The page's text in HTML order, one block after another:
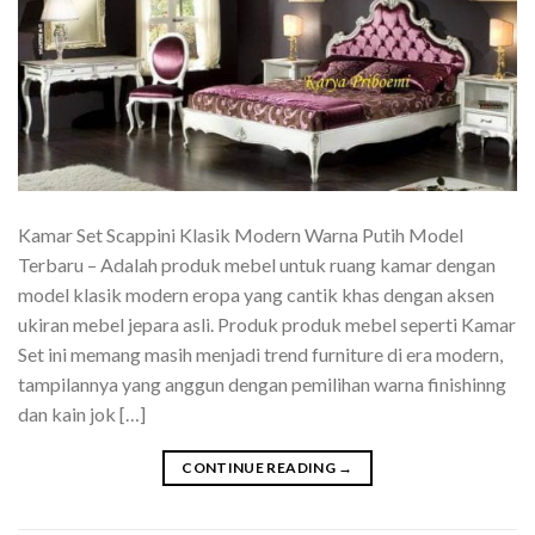
Kamar Set Scappini Klasik Modern Warna Putih Model
Terbaru – Adalah produk mebel untuk ruang kamar dengan
model klasik modern eropa yang cantik khas dengan aksen
ukiran mebel jepara asli. Produk produk mebel seperti Kamar
Set ini memang masih menjadi trend furniture di era modern,
tampilannya yang anggun dengan pemilihan warna finishinng
dan kain jok […]
CONTINUE READING →